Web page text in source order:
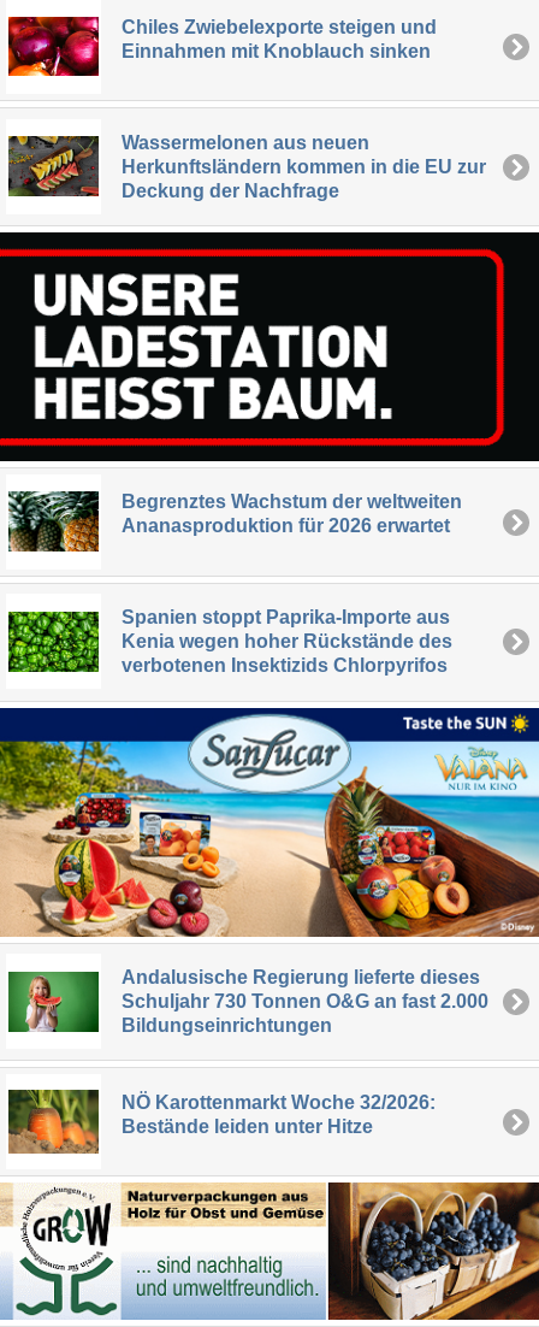
Chiles Zwiebelexporte steigen und
Einnahmen mit Knoblauch sinken
Wassermelonen aus neuen
Herkunftsländern kommen in die EU zur
Deckung der Nachfrage
Begrenztes Wachstum der weltweiten
Ananasproduktion für 2026 erwartet
Spanien stoppt Paprika-Importe aus
Kenia wegen hoher Rückstände des
verbotenen Insektizids Chlorpyrifos
Andalusische Regierung lieferte dieses
Schuljahr 730 Tonnen O&G an fast 2.000
Bildungseinrichtungen
NÖ Karottenmarkt Woche 32/2026:
Bestände leiden unter Hitze